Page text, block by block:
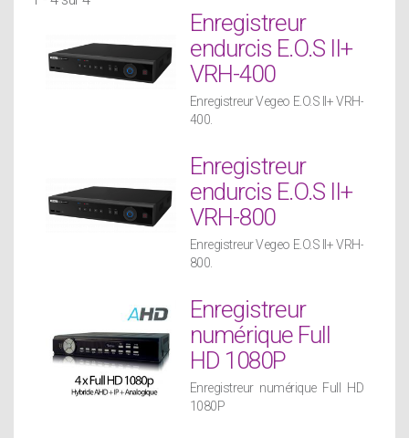
Enregistreur
endurcis E.O.S II+
VRH-400
Enregistreur Vegeo E.O.S II+ VRH-
400.
Enregistreur
endurcis E.O.S II+
VRH-800
Enregistreur Vegeo E.O.S II+ VRH-
800.
Enregistreur
numérique Full
HD 1080P
Enregistreur numérique Full HD
1080P